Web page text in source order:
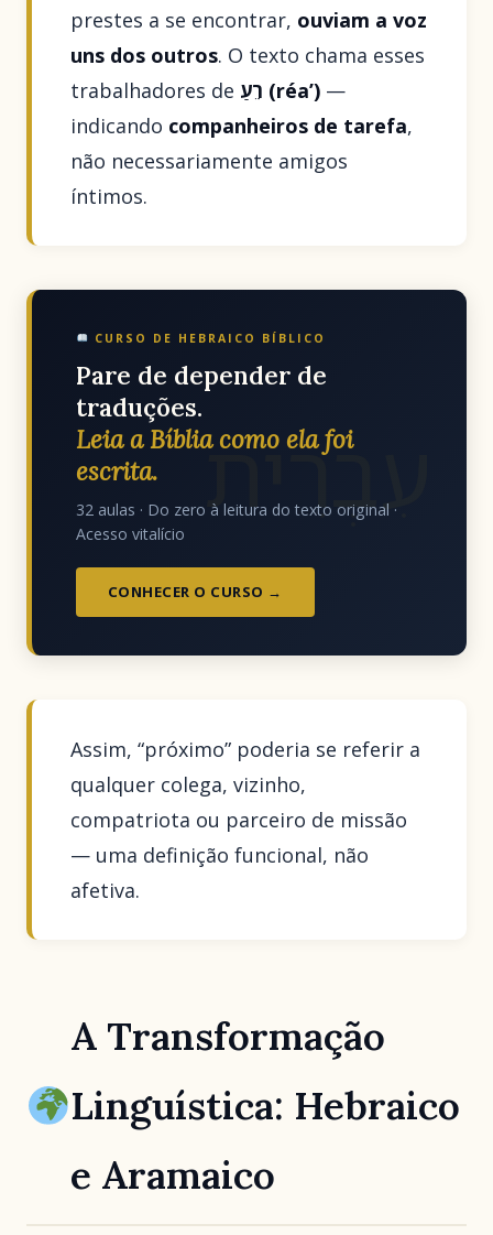
prestes a se encontrar, ouviam a voz
uns dos outros. O texto chama esses
trabalhadores de
רֵעַ (réa’) —
indicando companheiros de tarefa,
não necessariamente amigos
íntimos.
עִבְרִית
CURSO DE HEBRAICO BÍBLICO
Pare de depender de
traduções.
Leia a Bíblia como ela foi
escrita.
32 aulas · Do zero à leitura do texto original ·
Acesso vitalício
CONHECER O CURSO →
Assim, “próximo” poderia se referir a
qualquer colega, vizinho,
compatriota ou parceiro de missão
— uma definição funcional, não
afetiva.
A Transformação
Linguística: Hebraico
e Aramaico